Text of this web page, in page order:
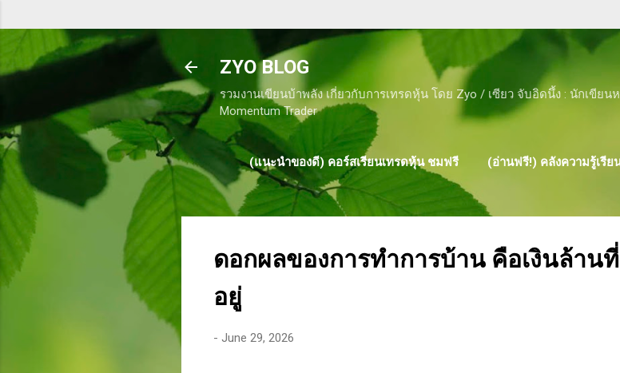
ZYO BLOG
รวมงานเขียนบ้าพลัง เกี่ยวกับการเทรดหุ้น โดย Zyo / เซียว จับอิดนึ้ง : นักเขียน
Momentum Trader
(แนะนำของดี) คอร์สเรียนเทรดหุ้น ชมฟรี (อ่านฟรี!) คลังความรู้เรี
ดอกผลของการทำการบ้าน คือเงินล้าน
อยู่
- June 29, 2026